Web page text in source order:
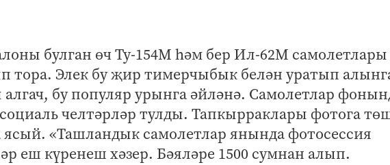
булган өч Ту-154М һәм бер Ил-62М самолетлары
тора. Элек бу җир тимерчыбык белән уратып
бу популяр урынга әйләнә. Самолетлар
челтәрләр тулды. Тапкырраклары фотога
«Ташландык самолетлар янында фотосессия
еш күренеш хәзер. Бәяләре 1500 сумнан алып.